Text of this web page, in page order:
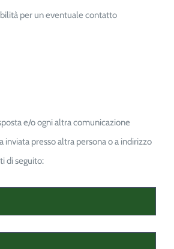
per un eventuale contatto
e/o ogni altra comunicazione
inviata presso altra persona o a indirizzo
di seguito: